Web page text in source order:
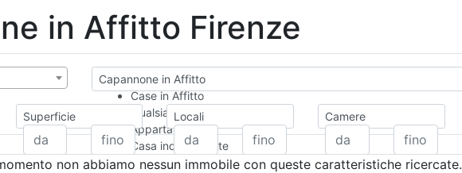
in Affitto Firenze
Capannone in Affitto
Case in Affitto
Qualsiasi
Appartamento
Casa indipendente
Casa Semi-indipendente
Superficie Locali Camere
non abbiamo nessun immobile con queste caratteristiche ricercate.